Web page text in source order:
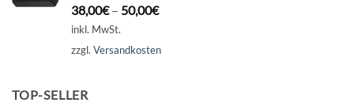
38,00€– 50,00€
inkl. MwSt.
zzgl. Versandkosten
TOP-SELLER